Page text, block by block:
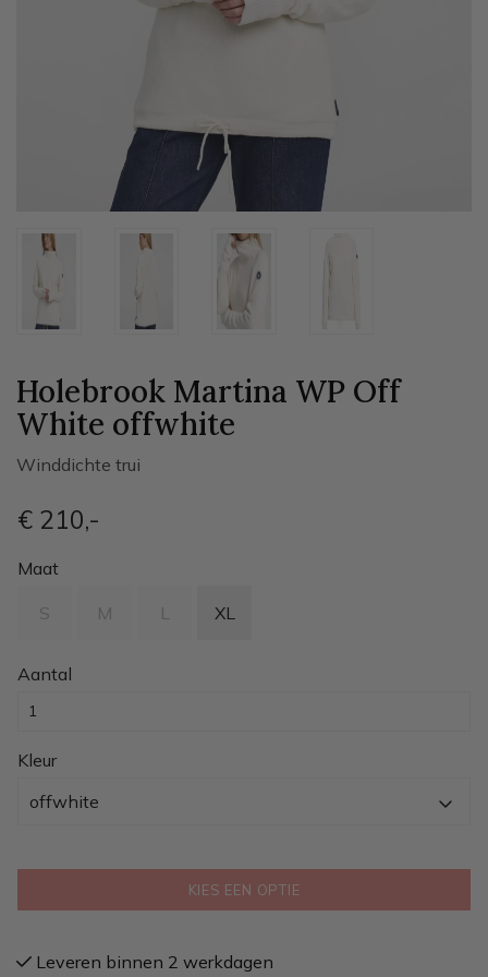
Holebrook Martina WP Off
White offwhite
Winddichte trui
€ 210,-
Maat
S M L XL
Aantal
Kleur
offwhite
KIES EEN OPTIE
Leveren binnen 2 werkdagen